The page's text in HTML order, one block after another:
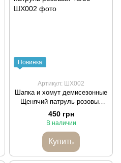
Новинка
Артикул: ШХ002
Шапка и хомут демисезонные
Щенячий патруль розовый
48/50
450 грн
В наличии
Купить